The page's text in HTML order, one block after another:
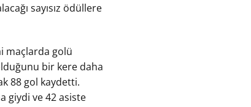
sayısız ödüllere
maçlarda golü
bir kere daha
88 gol kaydetti.
giydi ve 42 asiste